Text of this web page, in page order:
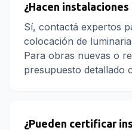
¿Hacen instalaciones
Sí, contactá expertos
colocación de
Para obras nuevas o
presupuesto detallado
¿Pueden certificar